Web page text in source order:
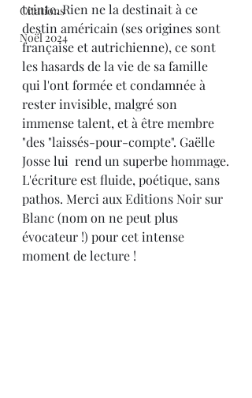
Citations
Noël 2024
teinte. Rien ne la destinait à ce
destin américain (ses origines sont
française et autrichienne), ce sont
les hasards de la vie de sa famille
qui l'ont formée et condamnée à
rester invisible, malgré son
immense talent, et à être membre
"des "laissés-pour-compte". Gaëlle
Josse lui  rend un superbe hommage.
L'écriture est fluide, poétique, sans
pathos. Merci aux Editions Noir sur
Blanc (nom on ne peut plus
évocateur !) pour cet intense
moment de lecture !